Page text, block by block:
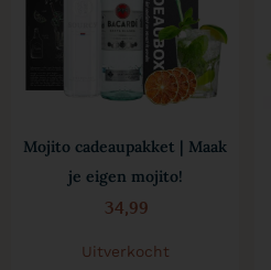
Mojito cadeaupakket | Maak
je eigen mojito!
34,99
Uitverkocht